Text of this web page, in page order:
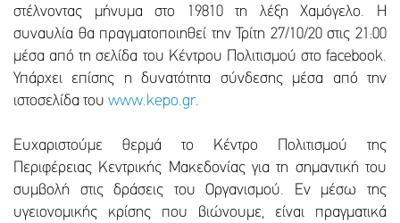
στέλνοντας μήνυμα στο 19810 τη λέξη Χαμόγελο. Η
συναυλία θα πραγματοποιηθεί την Τρίτη 27/10/20 στις 21:00
μέσα από τη σελίδα του Κέντρου Πολιτισμού στο facebook.
Υπάρχει επίσης η δυνατότητα σύνδεσης μέσα από την
ιστοσελίδα του www.kepo.gr.
Ευχαριστούμε θερμά το Κέντρο Πολιτισμού της
Περιφέρειας Κεντρικής Μακεδονίας για τη σημαντική του
συμβολή στις δράσεις του Οργανισμού. Εν μέσω της
υγειονομικής κρίσης που βιώνουμε, είναι πραγματικά